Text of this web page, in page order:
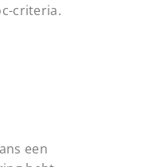
criteria.
een